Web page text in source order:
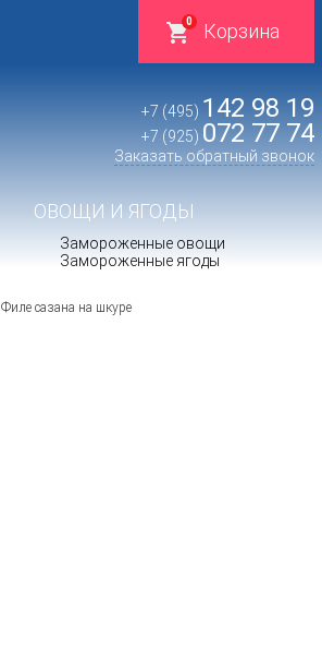
Корзина
0
+7 (495) 142 98 19
+7 (925) 072 77 74
Заказать обратный звонок
ОВОЩИ И ЯГОДЫ
Замороженные овощи
Замороженные ягоды
Филе сазана на шкуре